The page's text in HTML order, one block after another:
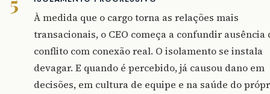
À medida que o cargo torna as relações mais
transacionais, o CEO começa a confundir ausência
conflito com conexão real. O isolamento se instala
devagar. E quando é percebido, já causou dano em
decisões, em cultura de equipe e na saúde do